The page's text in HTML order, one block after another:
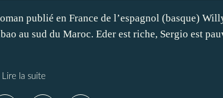
publié en France de l’espagnol (basque)
au sud du Maroc. Eder est riche, Sergio est
Lire la suite